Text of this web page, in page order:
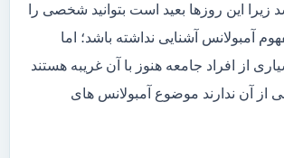
زیرا این روزها بعید است بتوانید شخصی را
آمبولانس آشنایی نداشته باشد؛ اما
از افراد جامعه هنوز با آن غریبه هستند
از آن ندارند موضوع آمبولانس های